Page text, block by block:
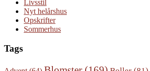
Livsstil
Nyt helårshus
Opskrifter
Sommerhus
Tags